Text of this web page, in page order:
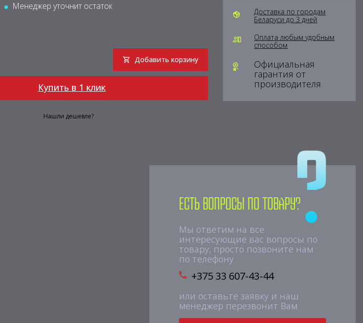
Менеджер уточнит остаток
Добавить корзину
Купить в 1 клик
Нашли дешевле?
Доставка по городам
Беларуси до 3 дней
Оплата любым удобным
способом
Официальная
гарантия от
производителя
Есть вопросы по товару?
Мы ответим на все
интересующие вас вопросы по
товару, просто позвоните нам
по телефону
+375 33 607-43-44
или оставьте заявку и наш
менеджер перезвонит Вам